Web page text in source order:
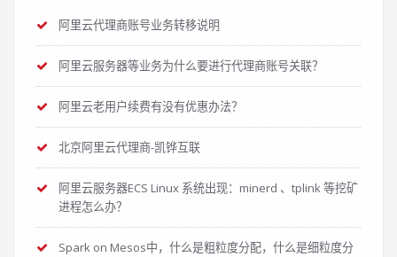
阿里云代理商账号业务转移说明
阿里云服务器等业务为什么要进行代理商账号关联？
阿里云老用户续费有没有优惠办法？
北京阿里云代理商-凯铧互联
阿里云服务器ECS Linux 系统出现：minerd 、tplink 等挖矿
进程怎么办？
Spark on Mesos中，什么是粗粒度分配，什么是细粒度分